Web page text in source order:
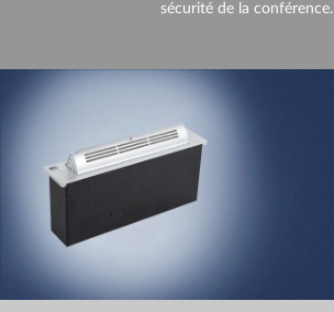
sécurité de la conférence.